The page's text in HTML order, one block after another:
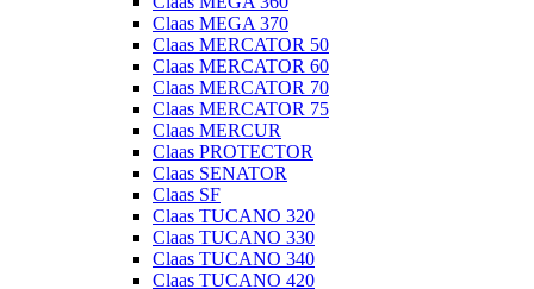
Claas MEGA 370
Claas MERCATOR 50
Claas MERCATOR 60
Claas MERCATOR 70
Claas MERCATOR 75
Claas MERCUR
Claas PROTECTOR
Claas SENATOR
Claas SF
Claas TUCANO 320
Claas TUCANO 330
Claas TUCANO 340
Claas TUCANO 420